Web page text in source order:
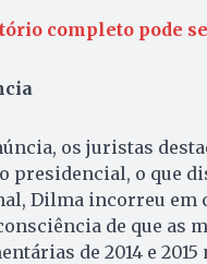
completo pode
os juristas
presidencial, o que
Dilma incorreu em
de que as
de 2014 e